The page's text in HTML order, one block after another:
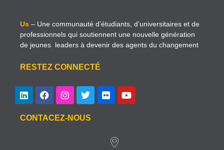
Us – Une communauté d’étudiants, d’universitaires et de
professionnels qui soutiennent une nouvelle génération
de jeunes leaders à devenir des agents du changement
RESTEZ CONNECTÉ
CONTACEZ-NOUS